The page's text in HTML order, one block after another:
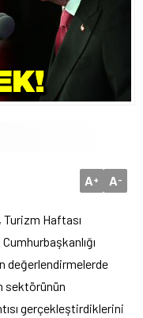
A+ A-
Haftası
değerlendirmelerde
sektörünün
gerçekleştirdiklerini